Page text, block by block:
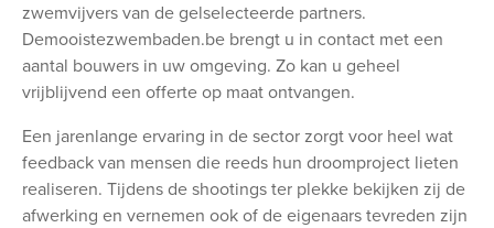
zwemvijvers van de gelselecteerde partners.
Demooistezwembaden.be brengt u in contact met een
aantal bouwers in uw omgeving. Zo kan u geheel
vrijblijvend een offerte op maat ontvangen.
Een jarenlange ervaring in de sector zorgt voor heel wat
feedback van mensen die reeds hun droomproject lieten
realiseren. Tijdens de shootings ter plekke bekijken zij de
afwerking en vernemen ook of de eigenaars tevreden zijn